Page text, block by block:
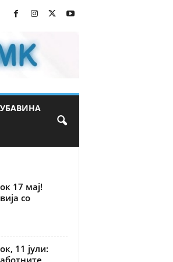
17 мај!
со
11 јули: